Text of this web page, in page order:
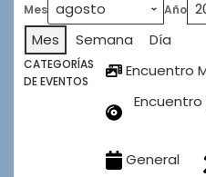
Silos
2026
Mes Año
Mes Semana Día
CATEGORÍAS
DE EVENTOS
Encuentro
General